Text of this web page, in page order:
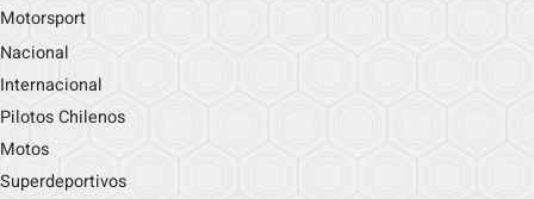
Motorsport
Nacional
Internacional
Pilotos Chilenos
Motos
Superdeportivos